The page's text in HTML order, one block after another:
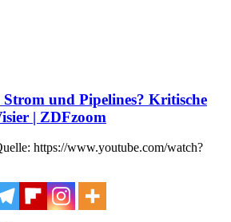
und Pipelines? Kritische
| ZDFzoom
https://www.youtube.com/watch?